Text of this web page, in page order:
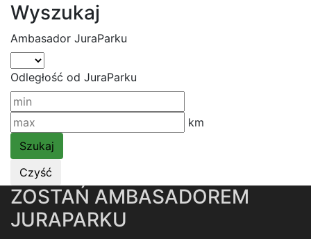
Wyszukaj
Ambasador JuraParku
Odległość od JuraParku
km
ZOSTAŃ AMBASADOREM
JURAPARKU